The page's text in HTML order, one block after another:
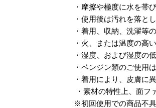
・摩擦や極度に水を帯
・使用後は汚れを落と
・着用、収納、洗濯等
・火、または温度の高
・湿度、および湿度の
・ベンジン類のご使用
・着用により、皮膚に
・素材の特性上、面フ
※初回使用での商品不